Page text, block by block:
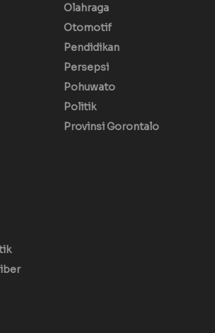
Olahraga
Otomotif
Pendidikan
Persepsi
Pohuwato
Politik
Provinsi Gorontalo